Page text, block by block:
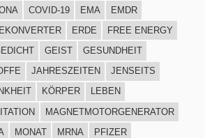
COVID-19 EMA
EMDR
ERDE
FREE ENERGY
GEIST
GESUNDHEIT
JAHRESZEITEN
JENSEITS
KÖRPER
LEBEN
MAGNETMOTORGENERATOR
MONAT MRNA
PFIZER